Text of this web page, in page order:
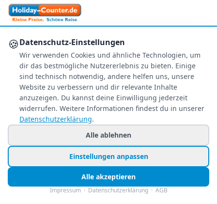
Veranstalter im Vergleich.
+49 991 2967 68857
Mo–Fr 8–22 Uhr · Sa 9–22
So & Feiertags 11–22 Uhr
NEWSLETTER
Exklusive Reiseschnäppchen direkt in Ihr
Postfach – kostenlos & jederzeit
abbestellbar.
Jetzt personalisiert anmelden
Nur Angebote, die zu Ihren Wünschen passen.
🍪Datenschutz-Einstellungen
Wir verwenden Cookies und ähnliche Technologien, um
dir das bestmögliche Nutzererlebnis zu bieten. Einige
sind technisch notwendig, andere helfen uns, unsere
Website zu verbessern und dir relevante Inhalte
anzuzeigen. Du kannst deine Einwilligung jederzeit
widerrufen. Weitere Informationen findest du in unserer
Datenschutzerklärung.
Alle ablehnen
Einstellungen anpassen
Alle akzeptieren
Impressum· Datenschutzerklärung· AGB